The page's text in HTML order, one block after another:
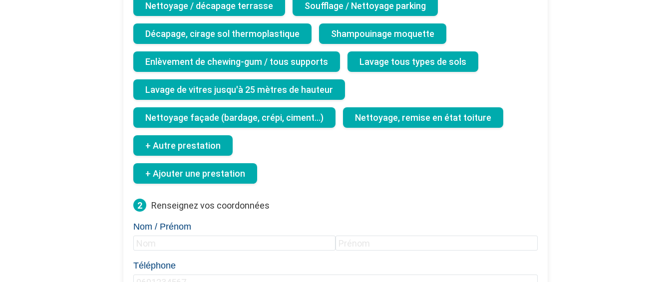
Nettoyage / décapage terrasse Soufflage / Nettoyage parking
Décapage, cirage sol thermoplastique Shampouinage moquette
Enlèvement de chewing-gum / tous supports Lavage tous types de sols
Lavage de vitres jusqu'à 25 mètres de hauteur
Nettoyage façade (bardage, crépi, ciment...) Nettoyage, remise en état toiture
+ Autre prestation
+ Ajouter une prestation
2 Renseignez vos coordonnées
Nom / Prénom
Téléphone